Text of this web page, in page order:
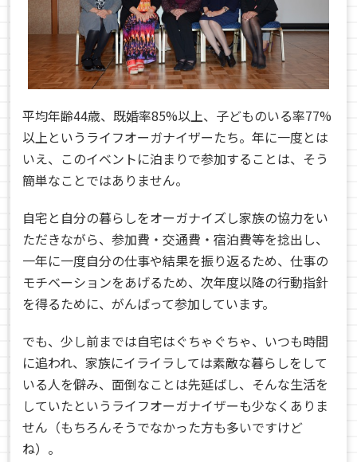
平均年齢44歳、既婚率85%以上、子どものいる率77%
以上というライフオーガナイザーたち。年に一度とは
いえ、このイベントに泊まりで参加することは、そう
簡単なことではありません。
自宅と自分の暮らしをオーガナイズし家族の協力をい
ただきながら、参加費・交通費・宿泊費等を捻出し、
一年に一度自分の仕事や結果を振り返るため、仕事の
モチベーションをあげるため、次年度以降の行動指針
を得るために、がんばって参加しています。
でも、少し前までは自宅はぐちゃぐちゃ、いつも時間
に追われ、家族にイライラしては素敵な暮らしをして
いる人を僻み、面倒なことは先延ばし、そんな生活を
していたというライフオーガナイザーも少なくありま
せん（もちろんそうでなかった方も多いですけど
ね）。